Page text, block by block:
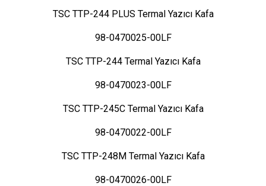
TSC TTP-244 PLUS Termal Yazıcı Kafa
98-0470025-00LF
TSC TTP-244 Termal Yazıcı Kafa
98-0470023-00LF
TSC TTP-245C Termal Yazıcı Kafa
98-0470022-00LF
TSC TTP-248M Termal Yazıcı Kafa
98-0470026-00LF